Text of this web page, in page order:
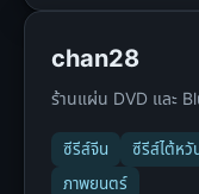
chan28
ร้านแผ่น DVD และ
ซีรีส์จีน ซีรีส์ไต้หวั
ภาพยนตร์